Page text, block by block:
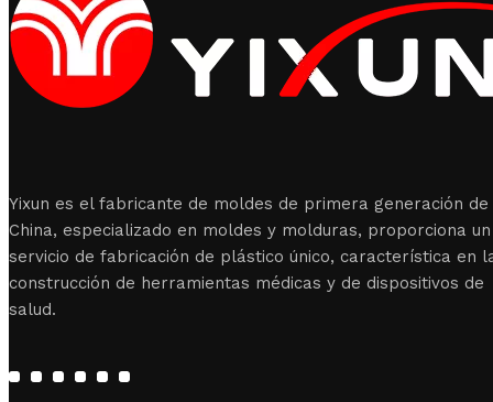
Yixun es el fabricante de moldes de primera generación de
China, especializado en moldes y molduras, proporciona un
servicio de fabricación de plástico único, característica en
construcción de herramientas médicas y de dispositivos de
salud.